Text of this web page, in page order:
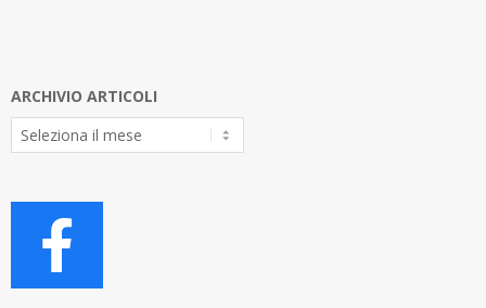
ARCHIVIO ARTICOLI
Archivio
Articoli